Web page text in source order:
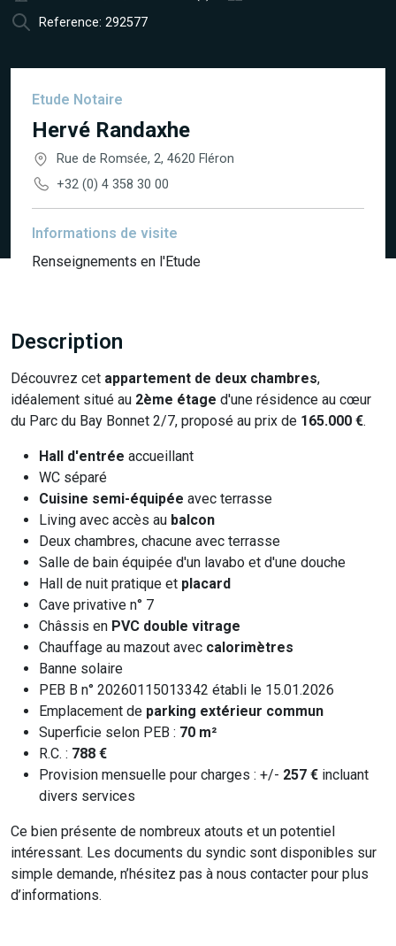
Reference: 292577
Etude Notaire
Hervé Randaxhe
Rue de Romsée, 2, 4620 Fléron
+32 (0) 4 358 30 00
Informations de visite
Renseignements en l'Etude
Description
Découvrez cet appartement de deux chambres,
idéalement situé au 2ème étage d'une résidence au cœur
du Parc du Bay Bonnet 2/7, proposé au prix de 165.000 €.
Hall d'entrée accueillant
WC séparé
Cuisine semi-équipée avec terrasse
Living avec accès au balcon
Deux chambres, chacune avec terrasse
Salle de bain équipée d'un lavabo et d'une douche
Hall de nuit pratique et placard
Cave privative n° 7
Châssis en PVC double vitrage
Chauffage au mazout avec calorimètres
Banne solaire
PEB B n° 20260115013342 établi le 15.01.2026
Emplacement de parking extérieur commun
Superficie selon PEB : 70 m²
R.C. : 788 €
Provision mensuelle pour charges : +/- 257 € incluant
divers services
Ce bien présente de nombreux atouts et un potentiel
intéressant. Les documents du syndic sont disponibles sur
simple demande, n’hésitez pas à nous contacter pour plus
d’informations.